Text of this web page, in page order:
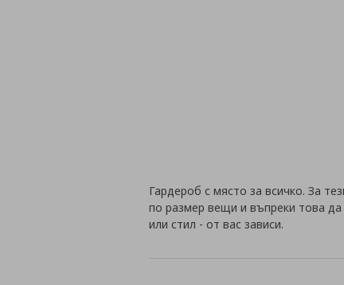
Гардероб с място за всичко. За
по размер вещи и въпреки това
или стил - от вас зависи.